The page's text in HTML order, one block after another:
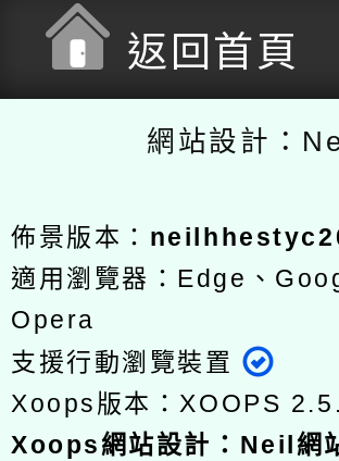
返回首頁
網站設計：
佈景版本：
適用瀏覽器：Edge、
Opera
支援行動瀏覽裝置
Xoops版本： XOOPS
Xoops網站設計 ： Neil網